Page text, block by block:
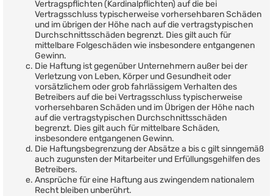
Vertragspflichten (Kardinalpflichten) auf die bei
Vertragsschluss typischerweise vorhersehbaren Schäden
und im übrigen der Höhe nach auf die vertragstypischen
Durchschnittsschäden begrenzt. Dies gilt auch für
mittelbare Folgeschäden wie insbesondere entgangenen
Gewinn.
Die Haftung ist gegenüber Unternehmern außer bei der
Verletzung von Leben, Körper und Gesundheit oder
vorsätzlichem oder grob fahrlässigem Verhalten des
Betreibers auf die bei Vertragsschluss typischerweise
vorhersehbaren Schäden und im Übrigen der Höhe nach
auf die vertragstypischen Durchschnittsschäden
begrenzt. Dies gilt auch für mittelbare Schäden,
insbesondere entgangenen Gewinn.
Die Haftungsbegrenzung der Absätze a bis c gilt sinngemäß
auch zugunsten der Mitarbeiter und Erfüllungsgehilfen des
Betreibers.
Ansprüche für eine Haftung aus zwingendem nationalem
Recht bleiben unberührt.